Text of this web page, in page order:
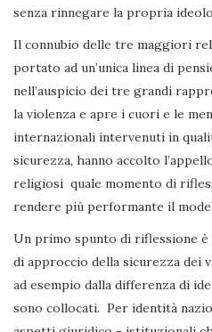
senza rinnegare la propria
Il connubio delle tre maggiori
portato ad un’unica linea di
nell’auspicio dei tre grandi
la violenza e apre i cuori e le
internazionali intervenuti in
sicurezza, hanno accolto
religiosi quale momento di
rendere più performante il
Un primo spunto di riflessione
di approccio della sicurezza dei
ad esempio dalla differenza di
sono collocati. Per identità